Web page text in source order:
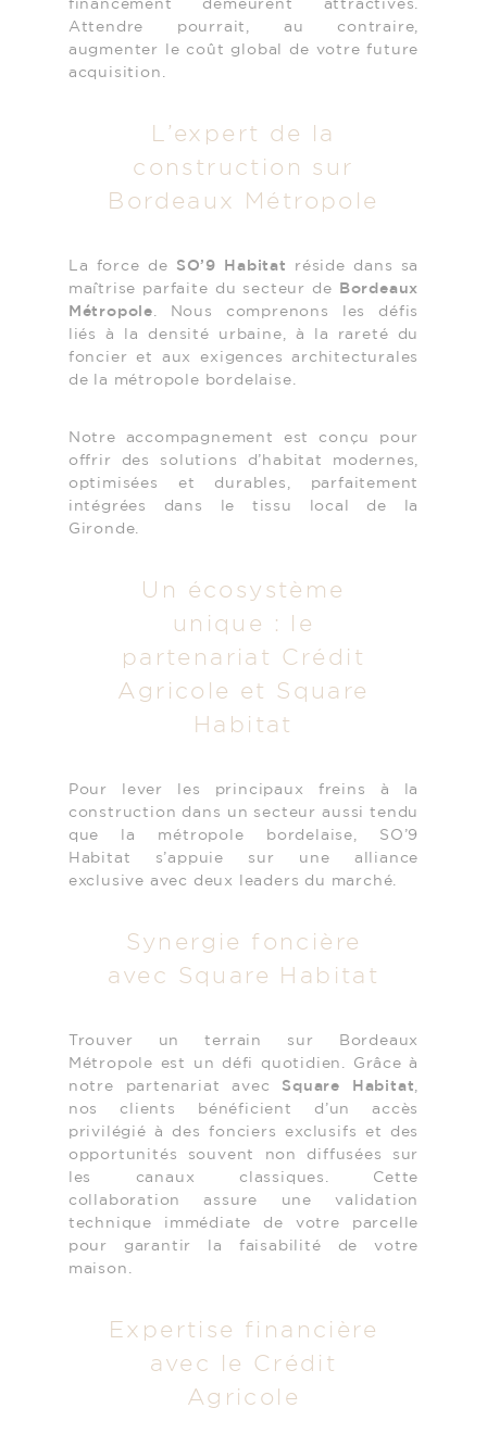
financement demeurent attractives.
Attendre pourrait, au contraire,
augmenter le coût global de votre future
acquisition.
L’expert de la
construction sur
Bordeaux Métropole
La force de SO’9 Habitat
réside dans sa
maîtrise parfaite du secteur de
Bordeaux
Métropole . Nous comprenons les défis
liés à la densité urbaine, à la rareté du
foncier et aux exigences architecturales
de la métropole bordelaise.
Notre accompagnement est conçu pour
offrir des solutions d’habitat modernes,
optimisées et durables, parfaitement
intégrées dans le tissu local de la
Gironde.
Un écosystème
unique : le
partenariat Crédit
Agricole et Square
Habitat
Pour lever les principaux freins à la
construction dans un secteur aussi tendu
que la métropole bordelaise, SO’9
Habitat s’appuie sur une alliance
exclusive avec deux leaders du marché.
Synergie foncière
avec Square Habitat
Trouver un terrain sur Bordeaux
Métropole est un défi quotidien. Grâce à
notre partenariat avec Square Habitat
nos clients bénéficient d’un accès
privilégié à des fonciers exclusifs et des
opportunités souvent non diffusées sur
les canaux classiques. Cette
collaboration assure une validation
technique immédiate de votre parcelle
pour garantir la faisabilité de votre
maison.
Expertise financière
avec le Crédit
Agricole